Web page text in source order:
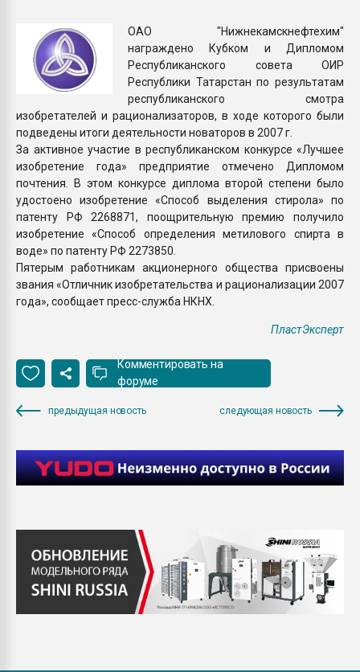
ПЕРЕЙТИ НА
ОАО "Нижнекамскнефтехим"
награждено Кубком и Дипломом
Республиканского совета ОИР
Республики Татарстан по результатам
республиканского смотра
изобретателей и рационализаторов, в ходе которого были
подведены итоги деятельности новаторов в 2007 г.
За активное участие в республиканском конкурсе «Лучшее
изобретение года» предприятие отмечено Дипломом
почтения. В этом конкурсе диплома второй степени было
удостоено изобретение «Способ выделения стирола» по
патенту РФ 2268871, поощрительную премию получило
изобретение «Способ определения метилового спирта в
воде» по патенту РФ 2273850.
Пятерым работникам акционерного общества присвоены
звания «Отличник изобретательства и рационализации 2007
года», сообщает пресс-служба НКНХ.
ПластЭксперт
Комментировать на
форуме
предыдущая новость следующая новость